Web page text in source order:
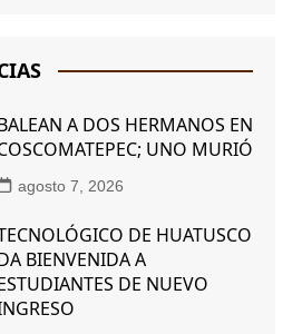
A DOS HERMANOS EN
UNO MURIÓ
agosto 7, 2026
DE HUATUSCO
BIENVENIDA A
DE NUEVO